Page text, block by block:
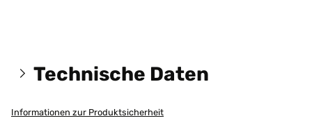
Technische Daten
Größen: 140x200 cm
Informationen zur Produktsicherheit